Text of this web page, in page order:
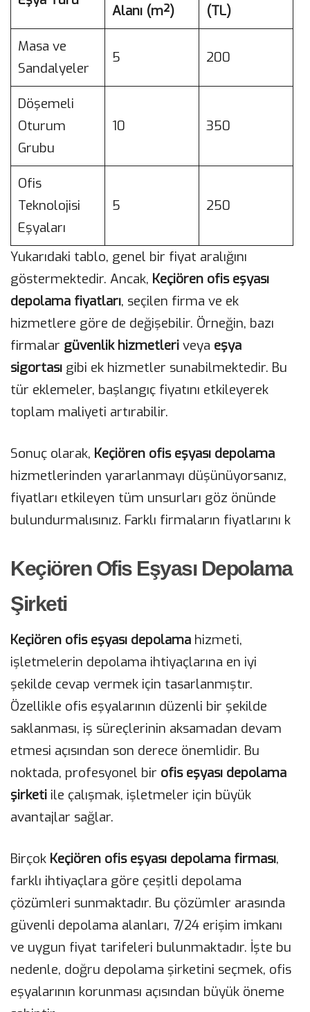
Alanı (m²)
(TL)
Masa ve
Sandalyeler
5 200
Döşemeli
Oturum
Grubu
10 350
Ofis
Teknolojisi
Eşyaları
5 250
Yukarıdaki tablo, genel bir fiyat aralığını
göstermektedir. Ancak, Keçiören ofis eşyası
depolama fiyatları, seçilen firma ve ek
hizmetlere göre de değişebilir. Örneğin, bazı
firmalar güvenlik hizmetleri veya eşya
sigortası gibi ek hizmetler sunabilmektedir. Bu
tür eklemeler, başlangıç fiyatını etkileyerek
toplam maliyeti artırabilir.
Sonuç olarak, Keçiören ofis eşyası depolama
hizmetlerinden yararlanmayı düşünüyorsanız,
fiyatları etkileyen tüm unsurları göz önünde
bulundurmalısınız. Farklı firmaların fiyatlarını k
Keçiören Ofis Eşyası Depolama
Şirketi
Keçiören ofis eşyası depolama hizmeti,
işletmelerin depolama ihtiyaçlarına en iyi
şekilde cevap vermek için tasarlanmıştır.
Özellikle ofis eşyalarının düzenli bir şekilde
saklanması, iş süreçlerinin aksamadan devam
etmesi açısından son derece önemlidir. Bu
noktada, profesyonel bir ofis eşyası depolama
şirketi ile çalışmak, işletmeler için büyük
avantajlar sağlar.
Birçok Keçiören ofis eşyası depolama firması,
farklı ihtiyaçlara göre çeşitli depolama
çözümleri sunmaktadır. Bu çözümler arasında
güvenli depolama alanları, 7/24 erişim imkanı
ve uygun fiyat tarifeleri bulunmaktadır. İşte bu
nedenle, doğru depolama şirketini seçmek, ofis
eşyalarının korunması açısından büyük öneme